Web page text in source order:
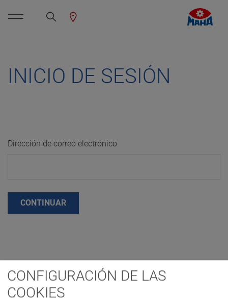
INICIO DE SESIÓN
Dirección de correo electrónico
CONTINUAR
CONFIGURACIÓN DE LAS
COOKIES